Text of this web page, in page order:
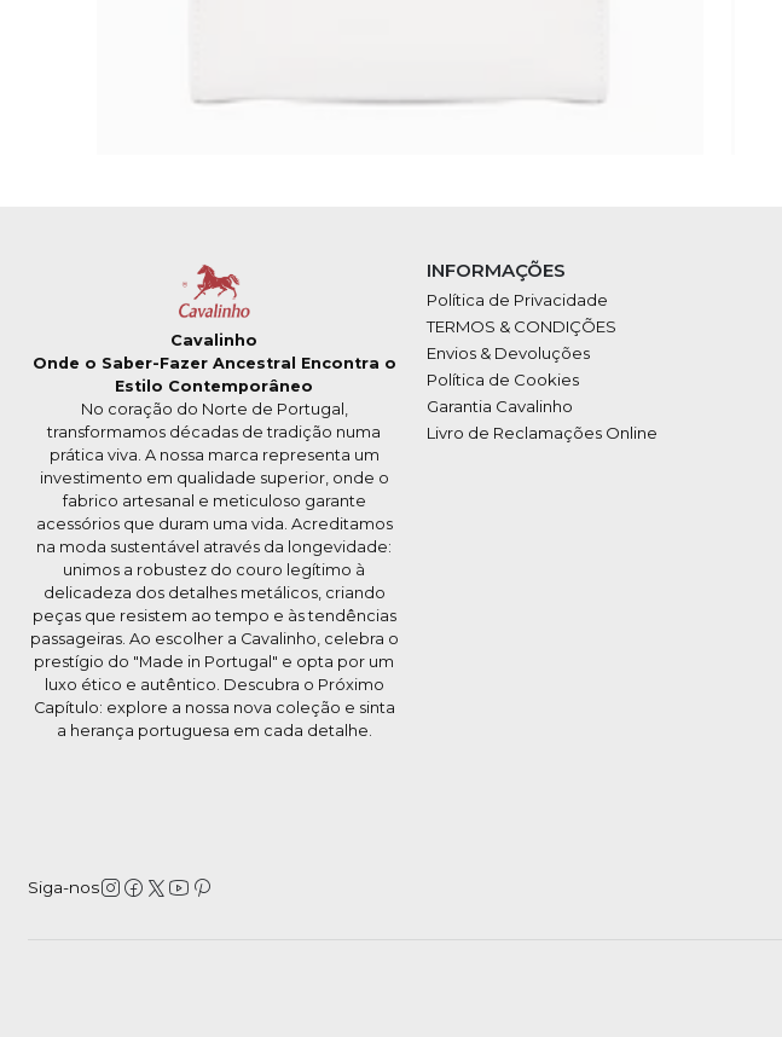
Cavalinho
Onde o Saber-Fazer Ancestral Encontra o
Estilo Contemporâneo
No coração do Norte de Portugal,
transformamos décadas de tradição numa
prática viva. A nossa marca representa um
investimento em qualidade superior, onde o
fabrico artesanal e meticuloso garante
acessórios que duram uma vida. Acreditamos
na moda sustentável através da longevidade:
unimos a robustez do couro legítimo à
delicadeza dos detalhes metálicos, criando
peças que resistem ao tempo e às tendências
passageiras. Ao escolher a Cavalinho, celebra o
prestígio do "Made in Portugal" e opta por um
luxo ético e autêntico. Descubra o Próximo
Capítulo: explore a nossa nova coleção e sinta
a herança portuguesa em cada detalhe.
Siga-nos
INFORMAÇÕES
Política de Privacidade
TERMOS & CONDIÇÕES
Envios & Devoluções
Política de Cookies
Garantia Cavalinho
Livro de Reclamações Online